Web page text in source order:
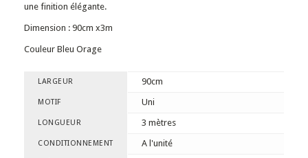
une finition élégante.
Dimension : 90cm x3m
Couleur Bleu Orage
LARGEUR 90cm
MOTIF Uni
LONGUEUR 3 mètres
CONDITIONNEMENT A l'unité